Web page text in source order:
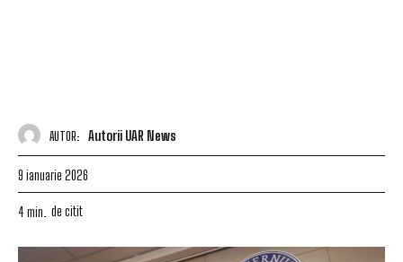
AUTOR: Autorii UAR News
9 ianuarie 2026
4 min. de citit